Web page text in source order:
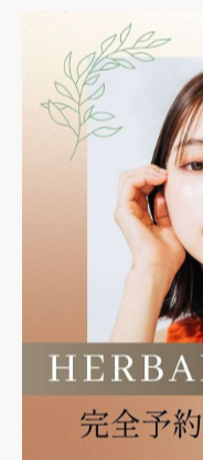
☑️公式LINE
https://lin.ee/dPqnHLX
☑️ホットペッパービュ
https://
☑️InstagramのDM
@revi_yuka_kirei
🏠サロン情報
栃木県塩谷郡高根沢町